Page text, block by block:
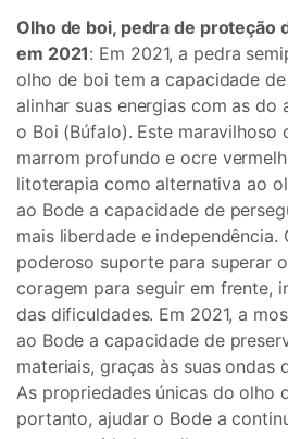
Olho de boi, pedra de proteção
em 2021: Em 2021, a pedra
olho de boi tem a capacidade
alinhar suas energias com as do
o Boi (Búfalo). Este maravilhoso
marrom profundo e ocre
litoterapia como alternativa ao
ao Bode a capacidade de
mais liberdade e independência.
poderoso suporte para superar
coragem para seguir em frente,
das dificuldades. Em 2021, a
ao Bode a capacidade de
materiais, graças às suas ondas
As propriedades únicas do olho
portanto, ajudar o Bode a